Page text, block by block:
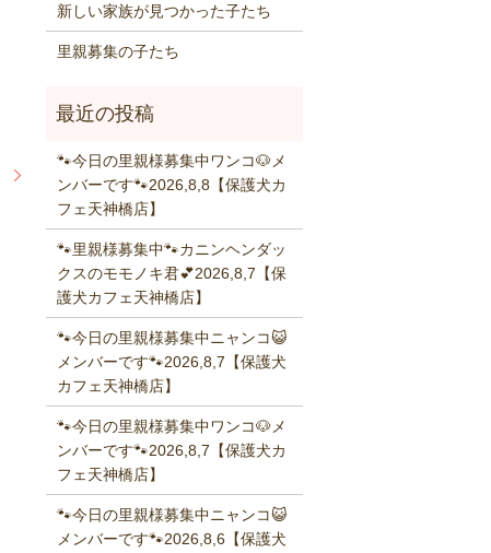
新しい家族が見つかった子たち
里親募集の子たち
🐾今日の里親様募集中ワンコ🐶メ
ンバーです🐾2026,8,8【保護犬カ
フェ天神橋店】
🐾里親様募集中🐾カニンヘンダッ
クスのモモノキ君💕2026,8,7【保
護犬カフェ天神橋店】
🐾今日の里親様募集中ニャンコ😺
メンバーです🐾2026,8,7【保護犬
カフェ天神橋店】
🐾今日の里親様募集中ワンコ🐶メ
ンバーです🐾2026,8,7【保護犬カ
フェ天神橋店】
🐾今日の里親様募集中ニャンコ😺
メンバーです🐾2026,8,6【保護犬